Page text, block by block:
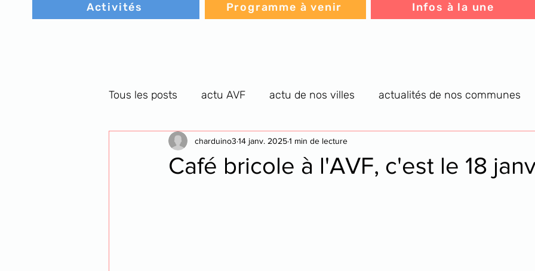
Activités Programme à venir Infos à la une
Tous les posts actu AVF actu de nos villes actualités de nos communes
C.G. orthographe culture générale infos C.A.
Café bricole à l'AVF, c'est le 18
charduino3 14 janv. 20251 min de lecture